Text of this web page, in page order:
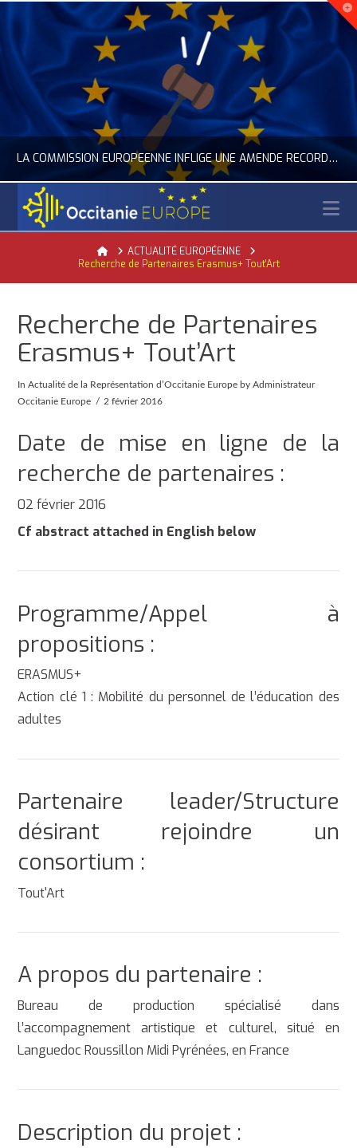
LA COMMISSION EUROPÉENNE INFLIGE UNE AMENDE RECORD À GOOGLE
ACTUALITÉ DE L'UNION EUROPÉENNE, ACTUALITÉ DE LA REPRÉSENTATION D’OCCITANIE EUROPE, NUMÉRIQUE- DIGITAL
HomeACTUALITÉ EUROPÉENNE
Recherche de Partenaires Erasmus+ Tout'Art
Recherche de Partenaires
Erasmus+ Tout’Art
InActualité de la Représentation d’Occitanie Europe by Administrateur
Occitanie Europe
2 février 2016
Date de mise en ligne de la
recherche de partenaires :
02 février 2016
Cf abstract attached in English below
Programme/Appel à
propositions :
ERASMUS+
Action clé 1 : Mobilité du personnel de l’éducation des
adultes
Partenaire leader/Structure
désirant rejoindre un
consortium :
Tout'Art
A propos du partenaire :
Bureau de production spécialisé dans
l’accompagnement artistique et culturel, situé en
Languedoc Roussillon Midi Pyrénées, en France
Description du projet :